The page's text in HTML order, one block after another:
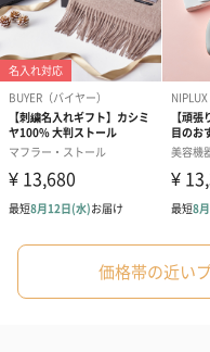
フラッグカプセル：イ
ンセンススティック
（END）（880円）
お酒
お酒を同梱してお届けいた
※20歳未満の方への酒類の
価格帯の近い